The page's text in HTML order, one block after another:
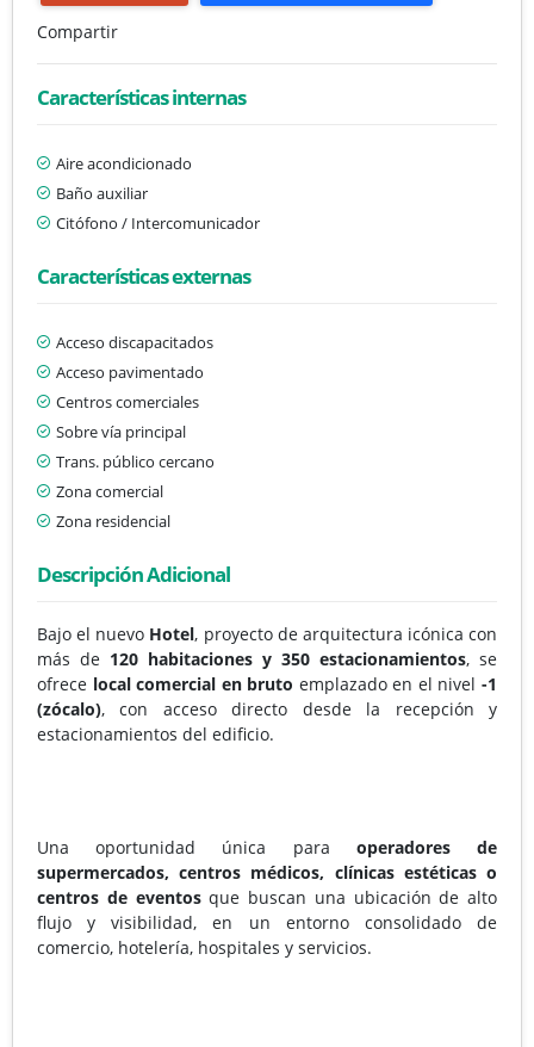
Compartir
Características internas
Aire acondicionado
Baño auxiliar
Citófono / Intercomunicador
Características externas
Acceso discapacitados
Acceso pavimentado
Centros comerciales
Sobre vía principal
Trans. público cercano
Zona comercial
Zona residencial
Descripción Adicional
Bajo el nuevo Hotel, proyecto de arquitectura icónica con
más de 120 habitaciones y 350 estacionamientos, se
ofrece local comercial en bruto emplazado en el nivel-1
(zócalo), con acceso directo desde la recepción y
estacionamientos del edificio.
Una oportunidad única para operadores de
supermercados, centros médicos, clínicas estéticas o
centros de eventosque buscan una ubicación de alto
flujo y visibilidad, en un entorno consolidado de
comercio, hotelería, hospitales y servicios.